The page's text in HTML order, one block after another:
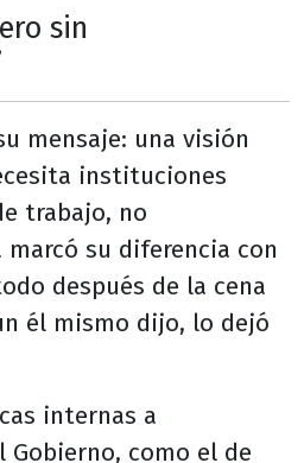
sin
mensaje: una visión
instituciones
trabajo, no
marcó su diferencia con
después de la cena
él mismo dijo, lo dejó
internas a
como el de